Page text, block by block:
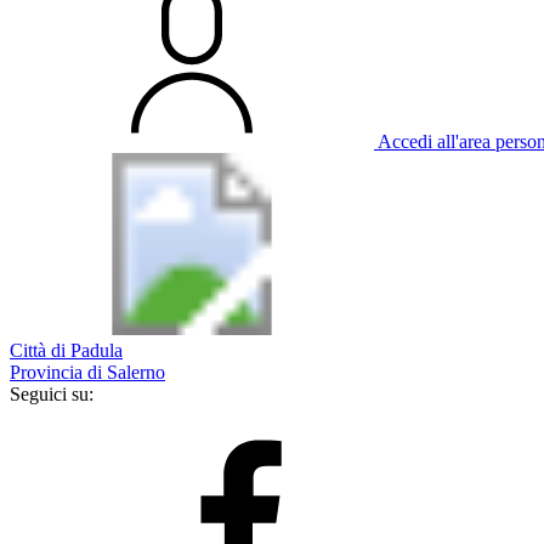
Accedi all'area
Città di Padula
Provincia di Salerno
Seguici su: